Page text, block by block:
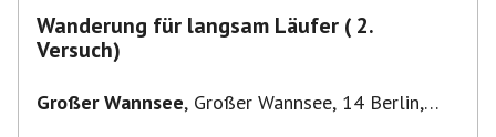
Wanderung für langsam Läufer ( 2.
Versuch)
Großer Wannsee, Großer Wannsee, 14 Berlin,